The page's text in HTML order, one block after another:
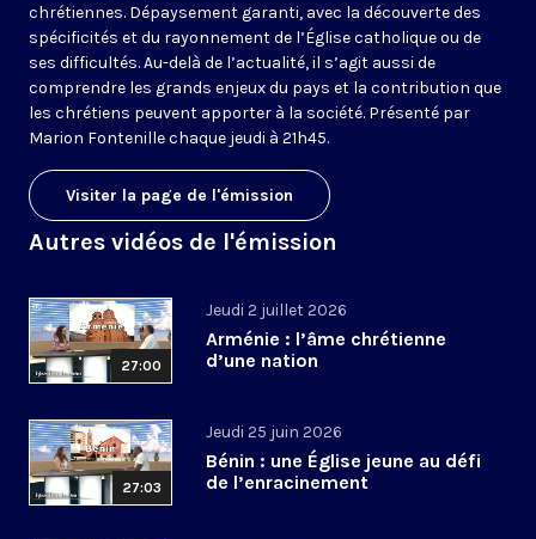
chrétiennes. Dépaysement garanti, avec la découverte des
spécificités et du rayonnement de l’Église catholique ou de
ses difficultés. Au-delà de l’actualité, il s’agit aussi de
comprendre les grands enjeux du pays et la contribution que
les chrétiens peuvent apporter à la société. Présenté par
Marion Fontenille chaque jeudi à 21h45.
Visiter la page de l'émission
Autres vidéos de l'émission
27:00
Jeudi 2 juillet 2026
Arménie : l’âme chrétienne
d’une nation
27:03
Jeudi 25 juin 2026
Bénin : une Église jeune au défi
de l’enracinement